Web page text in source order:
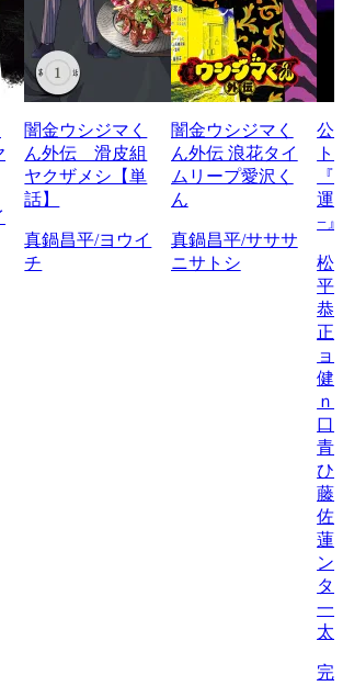
闇金ウシジマく
ん外伝 滑皮組
ヤクザメシ【単
話】
真鍋昌平/ヨウイ
チ
闇金ウシジマく
ん外伝 浪花タイ
ムリープ愛沢く
ん
真鍋昌平/サササ
ニサトシ
公
運
−
松
平/
恭/
正
ョ
健
ｎ
口
青
ひ
藤
佐
蓮
ン
タ
一/
太
完